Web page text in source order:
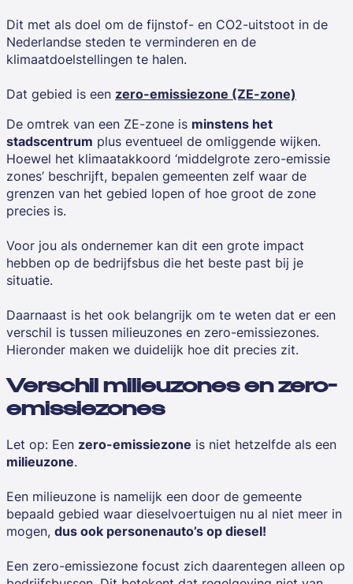
Dit met als doel om de fijnstof- en CO2-uitstoot in de
Nederlandse steden te verminderen en de
klimaatdoelstellingen te halen.
Dat gebied is een zero-emissiezone (ZE-zone)
De omtrek van een ZE-zone is minstens het
stadscentrum plus eventueel de omliggende wijken.
Hoewel het klimaatakkoord ‘middelgrote zero-emissie
zones’ beschrijft, bepalen gemeenten zelf waar de
grenzen van het gebied lopen of hoe groot de zone
precies is.
Voor jou als ondernemer kan dit een grote impact
hebben op de bedrijfsbus die het beste past bij je
situatie.
Daarnaast is het ook belangrijk om te weten dat er een
verschil is tussen milieuzones en zero-emissiezones.
Hieronder maken we duidelijk hoe dit precies zit.
Verschil milieuzones en zero-
emissiezones
Let op: Een zero-emissiezone is niet hetzelfde als een
milieuzone.
Een milieuzone is namelijk een door de gemeente
bepaald gebied waar dieselvoertuigen nu al niet meer in
mogen, dus ook personenauto’s op diesel!
Een zero-emissiezone focust zich daarentegen alleen op